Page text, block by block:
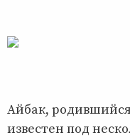
Айбак,
известен под